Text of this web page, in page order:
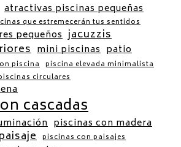
atractivas piscinas pequeñas
que estremecerán tus sentidos
pequeños jacuzzis
mini piscinas patio
piscina piscina elevada minimalista
circulares
cascadas
piscinas con madera
piscinas con paisajes